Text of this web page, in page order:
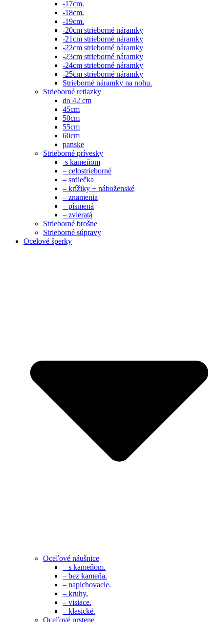
-17cm.
-18cm.
-19cm.
-20cm strieborné náramky
-21cm strieborné náramky
-22cm strieborné náramky
-23cm strieborné náramky
-24cm strieborné náramky
-25cm strieborné náramky
Strieborné náramky na nohu.
Strieborné retiazky
do 42 cm
45cm
50cm
55cm
60cm
panske
Strieborné prívesky
-s kameňom
– celostrieborné
– srdiečka
– krížiky + náboženské
– znamenia
– písmená
– zvieratá
Strieborné brošne
Strieborné súpravy
Ocelové šperky
Oceľové náušnice
– s kameňom.
– bez kameňa.
– napichovacie.
– kruhy.
– visiace.
– klasické.
Oceľové prstene